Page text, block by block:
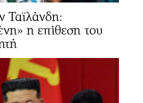
Ταϊλάνδη:
η επίθεση του